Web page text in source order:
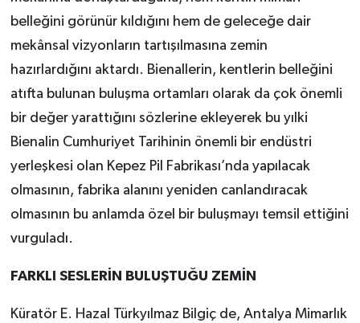
belleğini görünür kıldığını hem de geleceğe dair
mekânsal vizyonların tartışılmasına zemin
hazırlardığını aktardı. Bienallerin, kentlerin belleğini
atıfta bulunan buluşma ortamları olarak da çok önemli
bir değer yarattığını sözlerine ekleyerek bu yılki
Bienalin Cumhuriyet Tarihinin önemli bir endüstri
yerleşkesi olan Kepez Pil Fabrikası’nda yapılacak
olmasının, fabrika alanını yeniden canlandıracak
olmasının bu anlamda özel bir buluşmayı temsil ettiğini
vurguladı.
FARKLI SESLERİN BULUŞTUĞU ZEMİN
Küratör E. Hazal Türkyılmaz Bilgiç de, Antalya Mimarlık